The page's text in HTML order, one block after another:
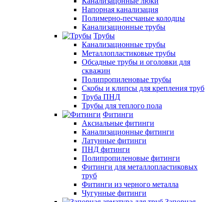
Напорная канализация
Полимерно-песчаные колодцы
Канализационные трубы
Трубы
Канализационные трубы
Металлопластиковые трубы
Обсадные трубы и оголовки для
скважин
Полипропиленовые трубы
Скобы и клипсы для крепления труб
Труба ПНД
Трубы для теплого пола
Фитинги
Аксиальные фитинги
Канализационные фитинги
Латунные фитинги
ПНД фитинги
Полипропиленовые фитинги
Фитинги для металлопластиковых
труб
Фитинги из черного металла
Чугунные фитинги